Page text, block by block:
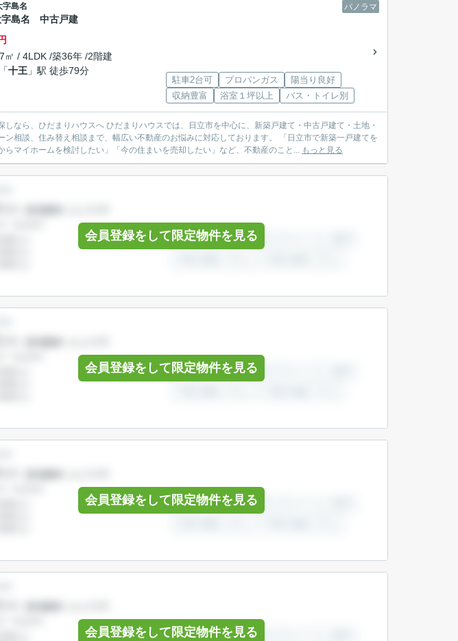
パノラマ
字島名
字島名 中古戸建
㎡ / 4LDK /築36年 /2階建
「十王 」駅 徒歩79分
駐車2台可 プロパンガス
陽当り良好
収納豊富
浴室１坪以上 バス・トイレ別
、日立市を中心に、新築戸建て・中古戸建て・土地・
相談、住み替え相談まで、幅広い不動産のお悩みに対応しております。 「日立市で新築一戸建てを
マイホームを検討したい」「今の住まいを売却したい」など、不動産のこと... もっと見る
会員登録をして限定物件を見る
会員登録をして限定物件を見る
会員登録をして限定物件を見る
会員登録をして限定物件を見る